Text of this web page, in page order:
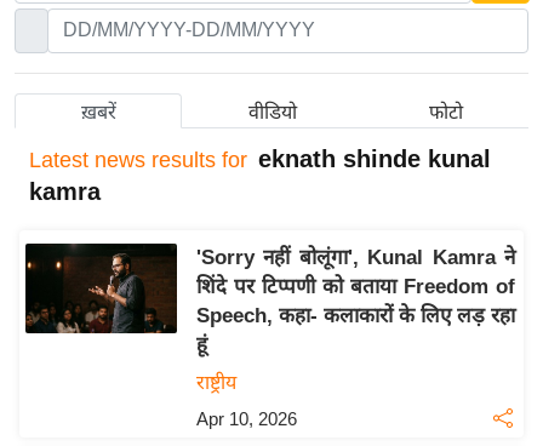
र
ष्ट्री
अं
त
ष्ट्री
बि
ख़बरें वीडियो फोटो
Latest news results for eknath shinde kunal
kamra
'Sorry नहीं बोलूंगा', Kunal Kamra ने
शिंदे पर टिप्पणी को बताया Freedom of
Speech, कहा- कलाकारों के लिए लड़ रहा
हूं
राष्ट्रीय
Apr 10, 2026